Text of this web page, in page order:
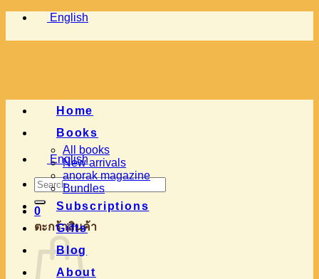
Skip
content
English
English
Search
for:
0
ตะกร้าสินค้า
Home
Books
All books
New arrivals
anorak magazine
Bundles
Subscriptions
Gifts
Blog
About